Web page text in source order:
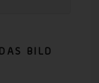
BILD